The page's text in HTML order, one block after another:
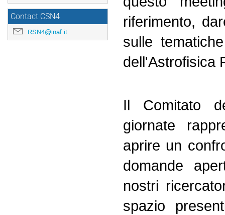
Contact CSN4
RSN4@inaf.it
riferimento,
sulle
dell'Astrofisica
Il Comitato
giornate
aprire un
domande
nostri
spazio